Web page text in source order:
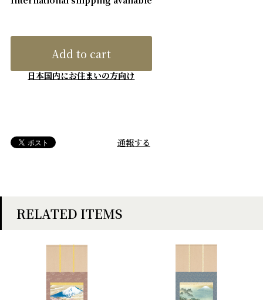
Add to cart
日本国内にお住まいの方向け
通報する
RELATED ITEMS